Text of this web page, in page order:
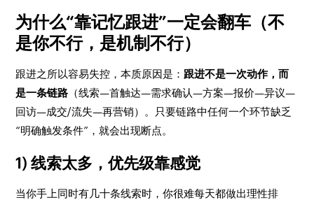
为什么“靠记忆跟进”一定会翻车（不
是你不行，是机制不行）
跟进之所以容易失控，本质原因是： 跟进不是一次动作，而
是一条链路 （线索—首触达—需求确认—方案—报价—异议—
回访—成交/流失—再营销）。只要链路中任何一个环节缺乏
“明确触发条件”，就会出现断点。
1) 线索太多，优先级靠感觉
当你手上同时有几十条线索时，你很难每天都做出理性排